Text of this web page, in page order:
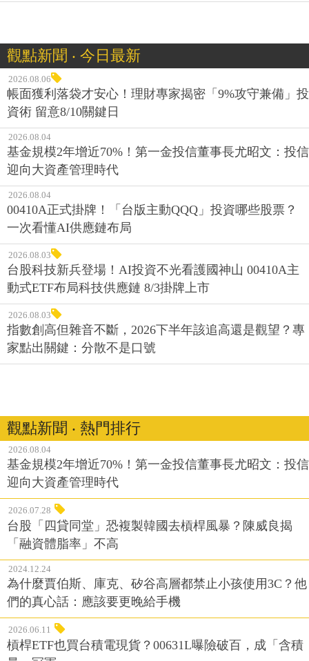
觀點新聞 ‧ 今日最新
2026.08.06
帳面獲利落袋才安心！理財專家揭密「9%攻守兼備」投
資術 留意8/10關鍵日
2026.08.04
基金規模2年增近70%！第一金投信董事長尤昭文：投信
迎向大資產管理時代
2026.08.04
00410A正式掛牌！「台版主動QQQ」投資哪些股票？
一次看懂AI供應鏈布局
2026.08.03
台股科技新兵登場！AI投資不光看護國神山 00410A主
動式ETF布局科技供應鏈 8/3掛牌上市
2026.08.03
指數創高但雜音不斷，2026下半年該追高還是觀望？專
家點出關鍵：分散不是口號
觀點新聞 ‧ 熱門排行
2026.08.04
基金規模2年增近70%！第一金投信董事長尤昭文：投信
迎向大資產管理時代
2026.07.28
台股「四貸同堂」恐複製韓國去槓桿風暴？陳威良揭
「融資體脂率」不高
2024.12.24
為什麼賈伯斯、庫克、矽谷高層都禁止小孩使用3C？他
們的真心話：應該要更晚給手機
2026.06.11
槓桿ETF也買台積電現貨？00631L曝險破百，成「含積